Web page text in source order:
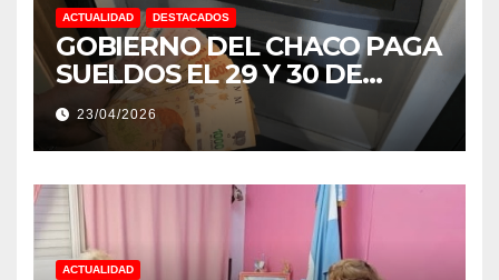
ACTUALIDAD DESTACADOS
GOBIERNO DEL CHACO PAGA
SUELDOS EL 29 Y 30 DE
ABRIL, CON EL 2% DE
AUMENTO
23/04/2026
ACTUALIDAD